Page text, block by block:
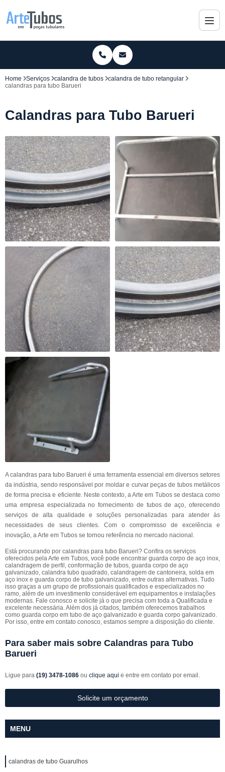
Home Serviços calandra de tubos
calandra de tubo retangular
calandras para tubo Barueri
Calandras para Tubo Barueri
A calandras para tubo Barueri é uma ferramenta essencial em diversos setores
da indústria, sendo responsável por moldar e curvar peças de tubos metálicos
de forma precisa e eficiente. Neste contexto, a Arte em Tubos se destaca como
uma empresa especializada no fornecimento de tubos de aço, oferecendo
serviços de alta qualidade e soluções personalizadas para atender às
necessidades de seus clientes. Com o compromisso de excelência e
inovação, a Arte em Tubos se tornou referência no mercado nacional.
Está procurando por calandras para tubo Barueri? Confira os serviços
oferecidos pela Arte em Tubos, você pode encontrar guarda corpo de aço inox,
calandragem de perfil, conformação de tubos, guarda corpo de aço
galvanizado, calandra tubo quadrado, calandragem de cantoneira, solda em
aço inox e guarda corpo de tubo galvanizado, entre outras alternativas. Tudo
isso graças a um grupo de profissionais qualificados e especializados no
ramo, além de um investimento considerável em equipamentos e instalações
modernas. Fale conosco e solicite já o que precisa com toda a Qualificada e
excelente necessária. Além dos já citados, também oferecemos trabalhos
como guarda corpo em tubo de aço galvanizado e guarda corpo galvanizado.
Por isso, entre em contato conosco, estamos sempre a disposição do cliente.
Para saber mais sobre Calandras para Tubo
Barueri
Ligue para (19) 3478-1086 ou clique aqui e entre em contato por email.
Solicite um orçamento
MENU
calandras de tubo Guarulhos